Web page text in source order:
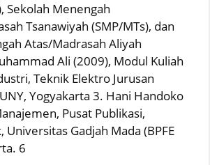
Sekolah Menengah
Tsanawiyah (SMP/MTs), dan
Atas/Madrasah Aliyah
Ali (2009), Modul Kuliah
Teknik Elektro Jurusan
Yogyakarta 3. Hani Handoko
Pusat Publikasi,
Universitas Gadjah Mada (BPFE
6